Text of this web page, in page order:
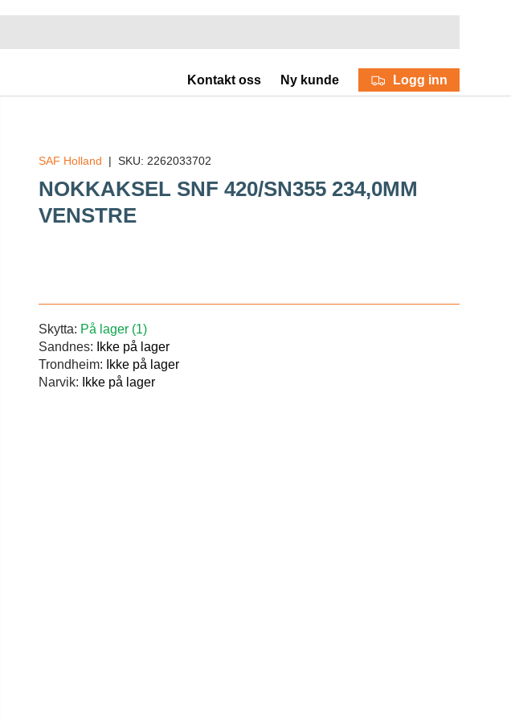
Kontakt oss Ny kunde Logg inn
SAF Holland |SKU: 2262033702
NOKKAKSEL SNF 420/SN355 234,0MM
VENSTRE
Skytta: På lager (1)
Sandnes:
Ikke på lager
Trondheim:
Ikke på lager
Narvik:
Ikke på lager